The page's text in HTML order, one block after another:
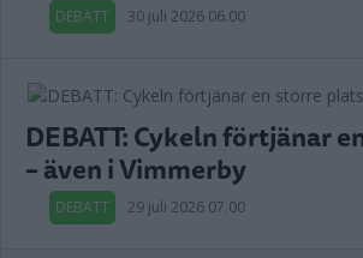
DEBATT 30 juli 2026 06.00
DEBATT: Cykeln förtjänar
– även i Vimmerby
DEBATT 29 juli 2026 07.00